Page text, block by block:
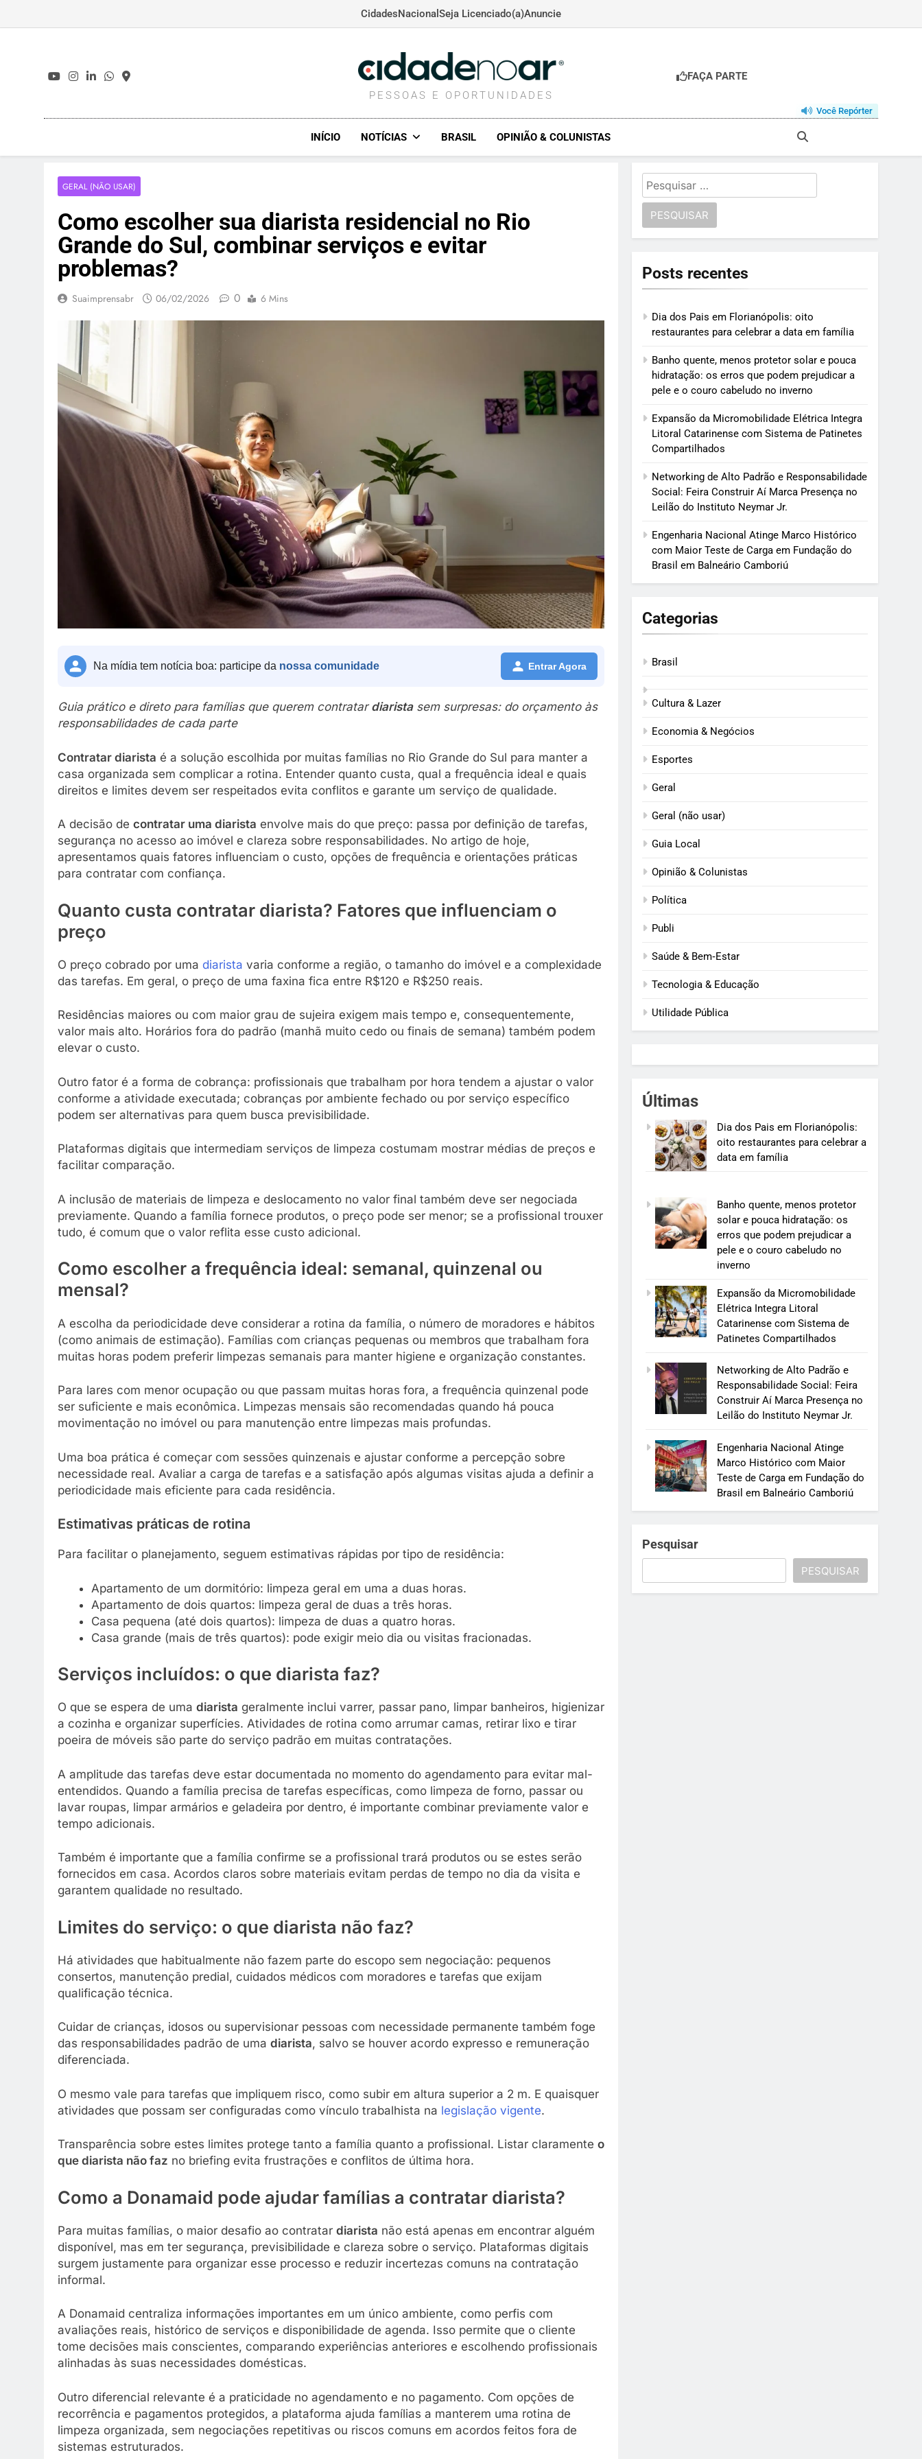
CidadesNacional Seja Licenciado(a)Anuncie
CIDADENOAR.COM
PESSOAS E OPORTUNIDADES
FAÇA PARTE
Você Repórter
INÍCIO NOTÍCIAS BRASIL OPINIÃO & COLUNISTAS
GERAL (NÃO USAR)
Como escolher sua diarista residencial no Rio
Grande do Sul, combinar serviços e evitar
problemas?
Suaimprensabr 06/02/2026 0 6 Mins
Na mídia tem notícia boa: participe da nossa comunidade Entrar Agora
Guia prático e direto para famílias que querem contratardiaristasem surpresas: do orçamento às
responsabilidades de cada parte
Contratar diarista é a solução escolhida por muitas famílias no Rio Grande do Sul para manter a
casa organizada sem complicar a rotina. Entender quanto custa, qual a frequência ideal e quais
direitos e limites devem ser respeitados evita conflitos e garante um serviço de qualidade.
A decisão de contratar uma diarista envolve mais do que preço: passa por definição de tarefas,
segurança no acesso ao imóvel e clareza sobre responsabilidades. No artigo de hoje,
apresentamos quais fatores influenciam o custo, opções de frequência e orientações práticas
para contratar com confiança.
Quanto custa contratar diarista? Fatores que influenciam o
preço
O preço cobrado por uma diarista varia conforme a região, o tamanho do imóvel e a complexidade
das tarefas. Em geral, o preço de uma faxina fica entre R$120 e R$250 reais.
Residências maiores ou com maior grau de sujeira exigem mais tempo e, consequentemente,
valor mais alto. Horários fora do padrão (manhã muito cedo ou finais de semana) também podem
elevar o custo.
Outro fator é a forma de cobrança: profissionais que trabalham por hora tendem a ajustar o valor
conforme a atividade executada; cobranças por ambiente fechado ou por serviço específico
podem ser alternativas para quem busca previsibilidade.
Plataformas digitais que intermediam serviços de limpeza costumam mostrar médias de preços e
facilitar comparação.
A inclusão de materiais de limpeza e deslocamento no valor final também deve ser negociada
previamente. Quando a família fornece produtos, o preço pode ser menor; se a profissional trouxer
tudo, é comum que o valor reflita esse custo adicional.
Como escolher a frequência ideal: semanal, quinzenal ou
mensal?
A escolha da periodicidade deve considerar a rotina da família, o número de moradores e hábitos
(como animais de estimação). Famílias com crianças pequenas ou membros que trabalham fora
muitas horas podem preferir limpezas semanais para manter higiene e organização constantes.
Para lares com menor ocupação ou que passam muitas horas fora, a frequência quinzenal pode
ser suficiente e mais econômica. Limpezas mensais são recomendadas quando há pouca
movimentação no imóvel ou para manutenção entre limpezas mais profundas.
Uma boa prática é começar com sessões quinzenais e ajustar conforme a percepção sobre
necessidade real. Avaliar a carga de tarefas e a satisfação após algumas visitas ajuda a definir a
periodicidade mais eficiente para cada residência.
Estimativas práticas de rotina
Para facilitar o planejamento, seguem estimativas rápidas por tipo de residência:
Apartamento de um dormitório: limpeza geral em uma a duas horas.
Apartamento de dois quartos: limpeza geral de duas a três horas.
Casa pequena (até dois quartos): limpeza de duas a quatro horas.
Casa grande (mais de três quartos): pode exigir meio dia ou visitas fracionadas.
Serviços incluídos: o que diarista faz?
O que se espera de uma diarista geralmente inclui varrer, passar pano, limpar banheiros, higienizar
a cozinha e organizar superfícies. Atividades de rotina como arrumar camas, retirar lixo e tirar
poeira de móveis são parte do serviço padrão em muitas contratações.
A amplitude das tarefas deve estar documentada no momento do agendamento para evitar mal-
entendidos. Quando a família precisa de tarefas específicas, como limpeza de forno, passar ou
lavar roupas, limpar armários e geladeira por dentro, é importante combinar previamente valor e
tempo adicionais.
Também é importante que a família confirme se a profissional trará produtos ou se estes serão
fornecidos em casa. Acordos claros sobre materiais evitam perdas de tempo no dia da visita e
garantem qualidade no resultado.
Limites do serviço: o que diarista não faz?
Há atividades que habitualmente não fazem parte do escopo sem negociação: pequenos
consertos, manutenção predial, cuidados médicos com moradores e tarefas que exijam
qualificação técnica.
Cuidar de crianças, idosos ou supervisionar pessoas com necessidade permanente também foge
das responsabilidades padrão de uma diarista, salvo se houver acordo expresso e remuneração
diferenciada.
O mesmo vale para tarefas que impliquem risco, como subir em altura superior a 2 m. E quaisquer
atividades que possam ser configuradas como vínculo trabalhista na legislação vigente.
Transparência sobre estes limites protege tanto a família quanto a profissional. Listar claramente o
que diarista não faz no briefing evita frustrações e conflitos de última hora.
Como a Donamaid pode ajudar famílias a contratar diarista?
Para muitas famílias, o maior desafio ao contratar diarista não está apenas em encontrar alguém
disponível, mas em ter segurança, previsibilidade e clareza sobre o serviço. Plataformas digitais
surgem justamente para organizar esse processo e reduzir incertezas comuns na contratação
informal.
A Donamaid centraliza informações importantes em um único ambiente, como perfis com
avaliações reais, histórico de serviços e disponibilidade de agenda. Isso permite que o cliente
tome decisões mais conscientes, comparando experiências anteriores e escolhendo profissionais
alinhadas às suas necessidades domésticas.
Outro diferencial relevante é a praticidade no agendamento e no pagamento. Com opções de
recorrência e pagamentos protegidos, a plataforma ajuda famílias a manterem uma rotina de
limpeza organizada, sem negociações repetitivas ou riscos comuns em acordos feitos fora de
sistemas estruturados.
Pesquisar
por:
Posts recentes
Dia dos Pais em Florianópolis: oito
restaurantes para celebrar a data em família
Banho quente, menos protetor solar e pouca
hidratação: os erros que podem prejudicar a
pele e o couro cabeludo no inverno
Expansão da Micromobilidade Elétrica Integra
Litoral Catarinense com Sistema de Patinetes
Compartilhados
Networking de Alto Padrão e Responsabilidade
Social: Feira Construir Aí Marca Presença no
Leilão do Instituto Neymar Jr.
Engenharia Nacional Atinge Marco Histórico
com Maior Teste de Carga em Fundação do
Brasil em Balneário Camboriú
Categorias
Brasil
Cultura & Lazer
Economia & Negócios
Esportes
Geral
Geral (não usar)
Guia Local
Opinião & Colunistas
Política
Publi
Saúde & Bem‑Estar
Tecnologia & Educação
Utilidade Pública
Últimas
Dia dos Pais em Florianópolis:
oito restaurantes para celebrar a
data em família
Banho quente, menos protetor
solar e pouca hidratação: os
erros que podem prejudicar a
pele e o couro cabeludo no
inverno
Expansão da Micromobilidade
Elétrica Integra Litoral
Catarinense com Sistema de
Patinetes Compartilhados
Networking de Alto Padrão e
Responsabilidade Social: Feira
Construir Aí Marca Presença no
Leilão do Instituto Neymar Jr.
Engenharia Nacional Atinge
Marco Histórico com Maior
Teste de Carga em Fundação do
Brasil em Balneário Camboriú
Pesquisar
PESQUISAR